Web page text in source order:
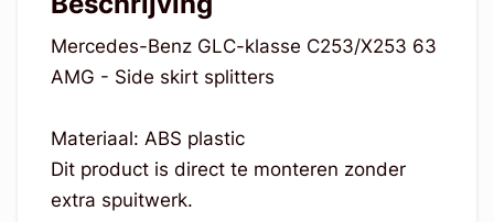
Mercedes-Benz GLC-klasse C253/X253 63
AMG - Side skirt splitters
Materiaal: ABS plastic
Dit product is direct te monteren zonder
extra spuitwerk.